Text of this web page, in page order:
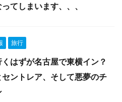
てしまいます、、、
旅行
はずが名古屋で東横イン？
ントレア、そして悪夢のチ